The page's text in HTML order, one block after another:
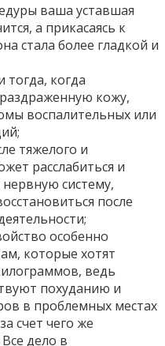
ваша уставшая
а прикасаясь к
стала более гладкой и
тогда, когда
кожу,
воспалительных или
тяжелого и
расслабиться и
систему,
после
особенно
которые хотят
ведь
похуданию и
в проблемных местах
счет чего же
дело в